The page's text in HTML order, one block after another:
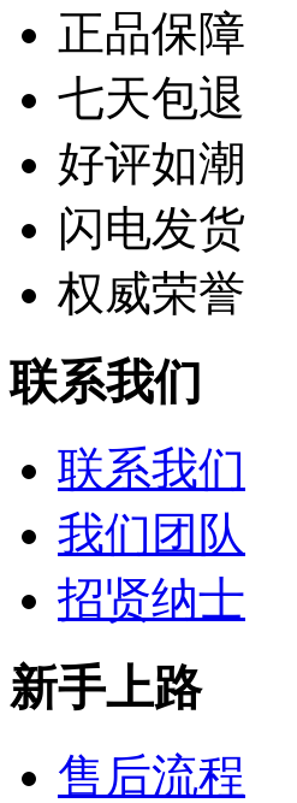
正品保障
七天包退
好评如潮
闪电发货
权威荣誉
联系我们
联系我们
我们团队
招贤纳士
新手上路
售后流程